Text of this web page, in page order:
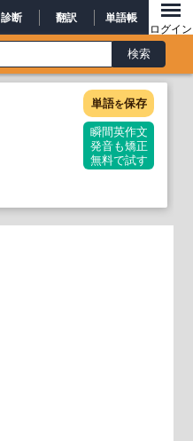
診断 翻訳 単語帳
ログイン
単語を保存
瞬間英作文
発音も矯正
無料で試す